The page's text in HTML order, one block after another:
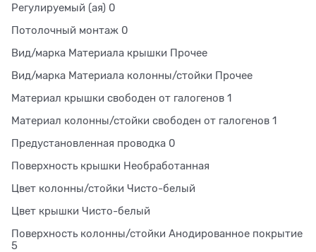
Регулируемый (ая) 0
Потолочный монтаж 0
Вид/марка Материала крышки Прочее
Вид/марка Материала колонны/стойки Прочее
Материал крышки свободен от галогенов 1
Материал колонны/стойки свободен от галогенов 1
Предустановленная проводка 0
Поверхность крышки Необработанная
Цвет колонны/стойки Чисто-белый
Цвет крышки Чисто-белый
Поверхность колонны/стойки Анодированное покрытие
5